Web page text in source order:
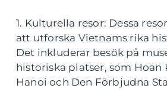
1. Kulturella resor: Dessa
att utforska Vietnams rika
Det inkluderar besök på
historiska platser, som Hoan
Hanoi och Den Förbjudna